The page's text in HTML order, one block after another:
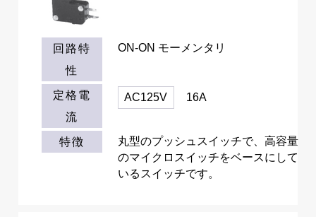
回路特
性
ON-ON モーメンタリ
定格電
流
AC125V 16A
特徴
丸型のプッシュスイッチで、高容量
のマイクロスイッチをベースにして
いるスイッチです。